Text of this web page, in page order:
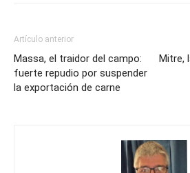
Artículo anterior
Massa, el traidor del campo:
fuerte repudio por suspender
la exportación de carne
Mitre,